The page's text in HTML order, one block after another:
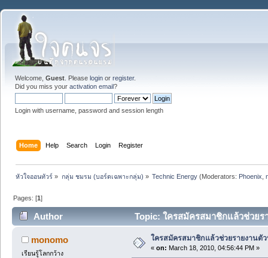
Welcome, Guest . Please login or register.
Did you miss your activation email?
Login with username, password and session length
Home Help Search Login Register
หัวใจออนทัวร์ » กลุ่ม ชมรม (บอร์ดเฉพาะกลุ่ม) » Technic Energy(Moderators: Phoenix
Pages: [1]
Author Topic: ใครสมัครสมาชิกแล้วช่วย
monomo
เรียนรู้โลกกว้าง
ใครสมัครสมาชิกแล้วช่วยรายงานตั
« on: March 18, 2010, 04:56:44 PM »